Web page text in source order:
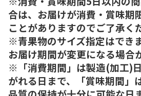
合は、お届けが消費・賞味期
ことがありますのでご了承く
※青果物のサイズ指定はでき
お届け期間が変更になる場合
※「消費期間」は製造(加工)
がれる日まで、「賞味期間」